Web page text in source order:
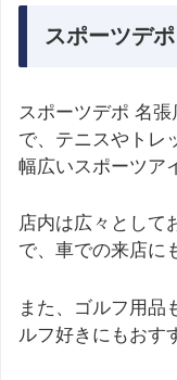
スポーツデ
スポーツデポ 名
で、テニスやトレ
幅広いスポーツア
店内は広々として
で、車での来店に
また、ゴルフ用品
ルフ好きにもおす